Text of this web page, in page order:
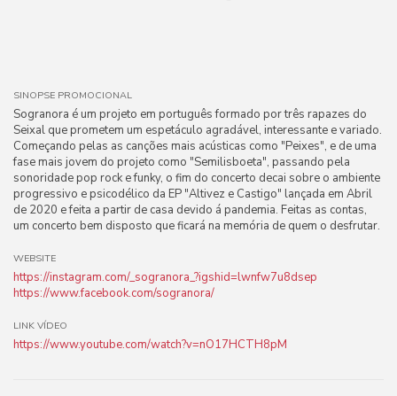
SINOPSE PROMOCIONAL
Sogranora é um projeto em português formado por três rapazes do
Seixal que prometem um espetáculo agradável, interessante e variado.
Começando pelas as canções mais acústicas como "Peixes", e de uma
fase mais jovem do projeto como "Semilisboeta", passando pela
sonoridade pop rock e funky, o fim do concerto decai sobre o ambiente
progressivo e psicodélico da EP "Altivez e Castigo" lançada em Abril
de 2020 e feita a partir de casa devido á pandemia. Feitas as contas,
um concerto bem disposto que ficará na memória de quem o desfrutar.
WEBSITE
https://instagram.com/_sogranora_?igshid=lwnfw7u8dsep
https://www.facebook.com/sogranora/
LINK VÍDEO
https://www.youtube.com/watch?v=nO17HCTH8pM